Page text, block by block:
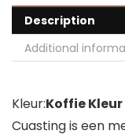
Description
Additional
Kleur:Koffie Kleur
Cuasting is een